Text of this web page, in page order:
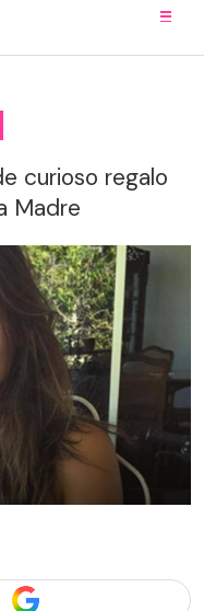
curioso regalo
Madre